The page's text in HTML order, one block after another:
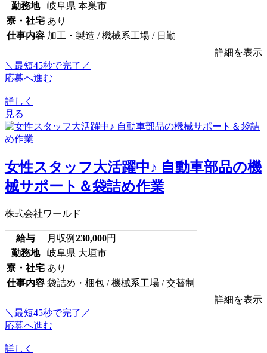
勤務地
岐阜県 本巣市
寮・社宅 あり
仕事内容 加工・製造 / 機械系工場 / 日勤
詳細を表示
＼最短45秒で完了／
応募へ進む
詳しく
見る
女性スタッフ大活躍中♪ 自動車部品の機
械サポート＆袋詰め作業
株式会社ワールド
給与 月収例 230,000円
勤務地
岐阜県 大垣市
寮・社宅 あり
仕事内容 袋詰め・梱包 / 機械系工場 / 交替制
詳細を表示
＼最短45秒で完了／
応募へ進む
詳しく